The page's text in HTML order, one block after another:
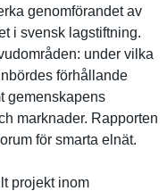
genomföran­det av
i svensk lagstiftni­ng.
under vilka
förhålland­e
gemenskape­ns
marknader. Rapporten
för smarta elnät.
projekt inom